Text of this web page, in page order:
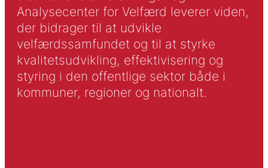
Analysecenter for Velfærd leverer viden,
der bidrager til at udvikle
velfærdssamfundet og til at styrke
kvalitetsudvikling, effektivisering og
styring i den offentlige sektor både i
kommuner, regioner og nationalt.